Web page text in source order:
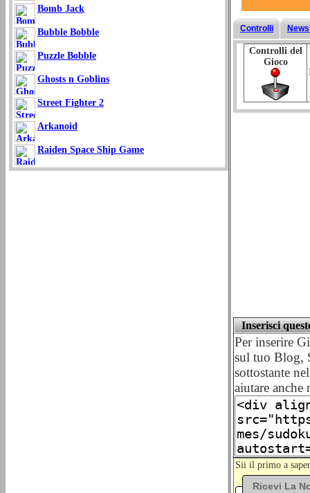
Bomb Jack
Bubble Bobble
Puzzle Bobble
Ghosts n Goblins
Street Fighter 2
Arkanoid
Raiden Space Ship Game
Controlli
Controlli del
Gioco
Inserisci
Per inserire
sul tuo Blog,
sottostante
aiutare
Sii il primo a
Ricevi La